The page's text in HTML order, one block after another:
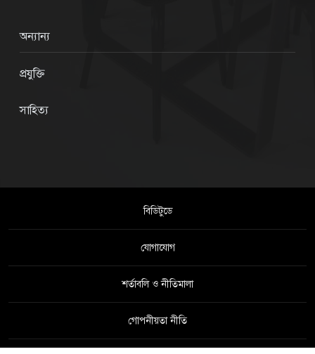
অন্যান্য
প্রযুক্তি
সাহিত্য
বিডিটুডে
যোগাযোগ
শর্তাবলি ও নীতিমালা
গোপনীয়তা নীতি